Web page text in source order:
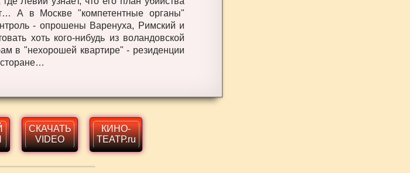
А в Москве "компетентные органы"
- опрошены Варенуха, Римский и
хоть кого-нибудь из воландовской
в "нехорошей квартире" - резиденции
СКАЧАТЬ
VIDEO
КИНО-
ТЕАТР.ru